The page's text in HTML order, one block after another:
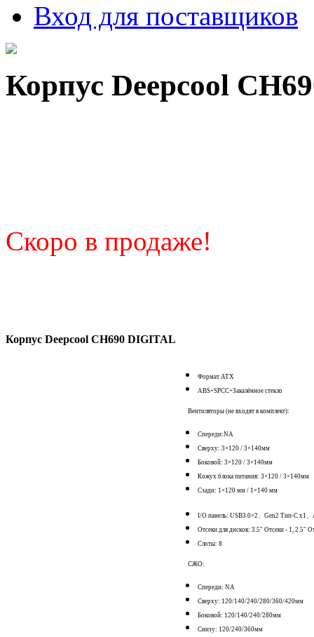
Вход для поставщиков
Корпус Deepcool
Скоро в продаже!
Корпус Deepcool CH690 DIGITAL
Формат АТХ
ABS+SPCC+Закалённое стекло
Вентиляторы (не входят в комплект):
Спереди:NA
Сверху: 3×120 / 3×140мм
Боковой: 3×120 / 3×140мм
Кожух блока питания: 3×120 / 3×140мм
Сзади: 1×120 мм / 1×140 мм
I/O панель: USB3.0×2、Gen2 Тип-C x1
Отсеки для дисков: 3.5" Отсеки - 1, 2.5"
Слоты: 8
СЖО:
Спереди: NA
Сверху: 120/140/240/280/360/420мм
Боковой: 120/140/240/280мм
Снизу: 120/240/360мм